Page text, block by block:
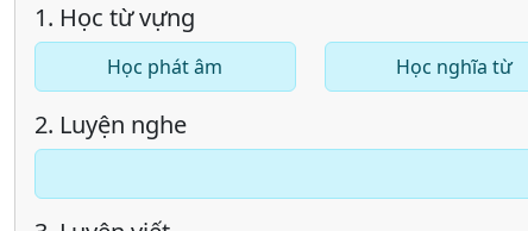
1. Học từ vựng
Học phát âm Học nghĩa từ
2. Luyện nghe